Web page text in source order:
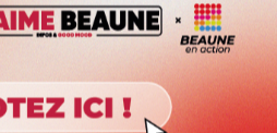
et Montbardois).
et immédiates